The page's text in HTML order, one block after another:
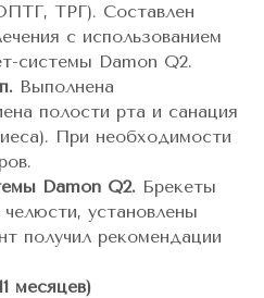
ТРГ). Составлен
с использованием
системы Damon Q2.
Выполнена
полости рта и санация
При необходимости
Damon Q2. Брекеты
установлены
получил рекомендации
месяцев)